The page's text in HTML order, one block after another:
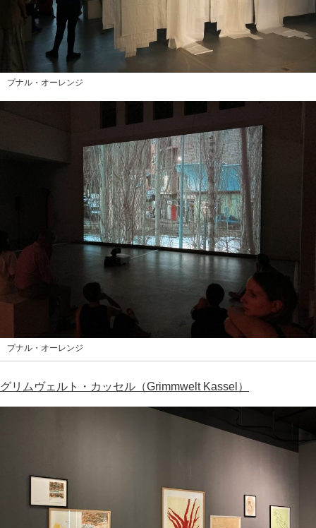
プナル・オーレンジ
プナル・オーレンジ
グリムヴェルト・カッセル（Grimmwelt Kassel）